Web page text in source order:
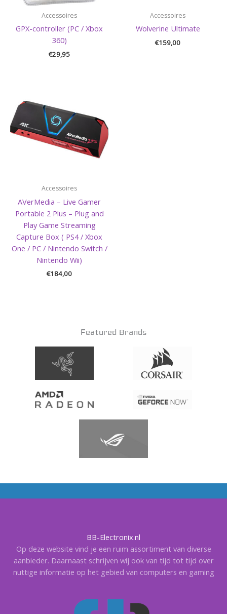
Accessoires
GPX-controller (PC / Xbox
360)
€29,95
Accessoires
Wolverine Ultimate
€159,00
Accessoires
AVerMedia – Live Gamer
Portable 2 Plus – Plug and
Play Game Streaming
Capture Box ( PS4 / Xbox
One / PC / Nintendo Switch /
Nintendo Wii)
€184,00
Featured Brands
BB-Electronix.nl
Op deze website vind je een ruim assortiment van diverse
aanbieder. Daarnaast schrijven wij ook van tijd tot tijd over
nuttige informatie op het gebied van computers en gaming